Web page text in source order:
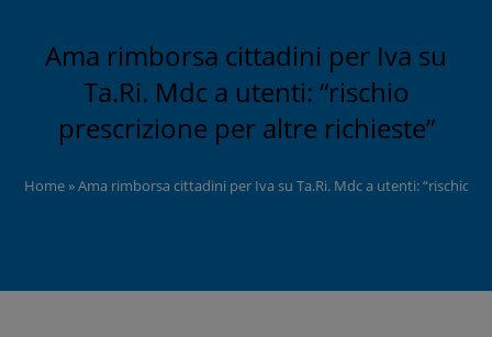
Ama rimborsa cittadini per Iva su
Ta.Ri. Mdc a utenti: “rischio
prescrizione per altre richieste”
Home»Ama rimborsa cittadini per Iva su Ta.Ri. Mdc a utenti: “rischio